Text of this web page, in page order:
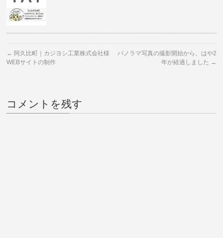
← 阿久比町｜カジヨシ工業株式会社様
WEBサイトの制作
パノラマ写真の撮影開始から、はや2
年が経過しました →
コメントを残す